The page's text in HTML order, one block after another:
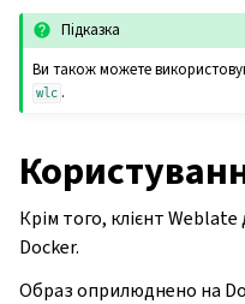
Підказка
Ви також можете
wlc .
Крім того, клієнт
Docker.
Образ оприлюднено на